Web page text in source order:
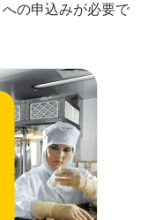
への申込みが必要で